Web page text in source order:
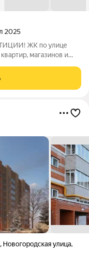
2025
ЖК по улице
магазинов и
Новочебоксарск.
, Новогородская улица,